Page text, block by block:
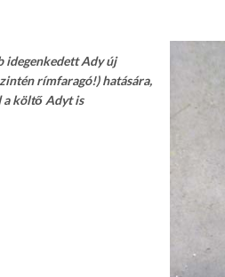
idegenkedett Ady új
rímfaragó!) hatására,
a költő Adyt is